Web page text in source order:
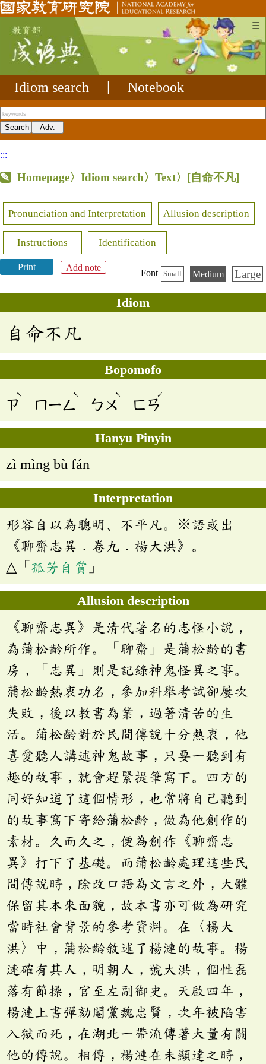
☰
Idiom search Notebook
:::
Homepage〉Idiom search〉Text〉 [自命不凡]
Pronunciation and Interpretation Allusion description
Instructions Identification
Print Add note
Font Small Medium Large
Idiom
自命不凡
Bopomofo
ㄗ
ˋ
ㄇㄧㄥ
ˋ
ㄅㄨ
ˋ
ㄈㄢ
ˊ
Hanyu Pinyin
zì mìng bù fán
Interpretation
形容自以為聰明、不平凡。※語或出
《聊齋志異．卷九．楊大洪》。
△「 孤芳自賞 」
Allusion description
《聊齋志異》是清代著名的志怪小說，
為蒲松齡所作。「聊齋」是蒲松齡的書
房，「志異」則是記錄神鬼怪異之事。
蒲松齡熱衷功名，參加科舉考試卻屢次
失敗，後以教書為業，過著清苦的生
活。蒲松齡對於民間傳說十分熱衷，他
喜愛聽人講述神鬼故事，只要一聽到有
趣的故事，就會趕緊提筆寫下。四方的
同好知道了這個情形，也常將自己聽到
的故事寫下寄給蒲松齡，做為他創作的
素材。久而久之，便為創作《聊齋志
異》打下了基礎。而蒲松齡處理這些民
間傳說時，除改口語為文言之外，大體
保留其本來面貌，故本書亦可做為研究
當時社會背景的參考資料。在〈楊大
洪〉中，蒲松齡敘述了楊漣的故事。楊
漣確有其人，明朝人，號大洪，個性磊
落有節操，官至左副御史。天啟四年，
楊漣上書彈劾閹黨魏忠賢，次年被陷害
入獄而死，在湖北一帶流傳著大量有關
他的傳說。相傳，楊漣在未顯達之時，